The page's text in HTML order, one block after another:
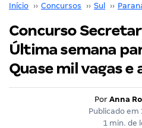
Início ›› Concursos ›› Sul ››
Concurso
Última semana
Quase mil vagas e
Por Anna
Publicado em
1 min. de